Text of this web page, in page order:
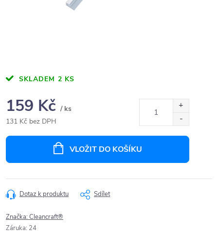
SKLADEM 2 KS
159 Kč / ks
131 Kč bez DPH
VLOŽIT DO KOŠÍKU
Dotaz k produktu Sdílet
Značka:Cleancraft®
Záruka: 24